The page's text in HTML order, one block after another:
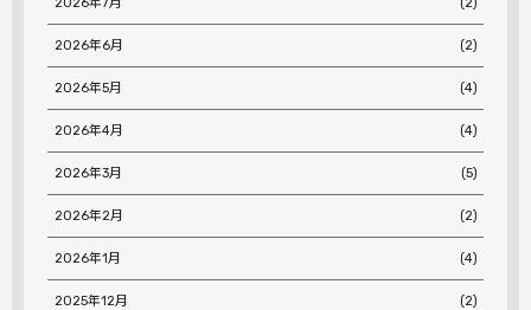
2026年6月 (2)
2026年5月 (4)
2026年4月 (4)
2026年3月 (5)
2026年2月 (2)
2026年1月 (4)
2025年12月 (2)